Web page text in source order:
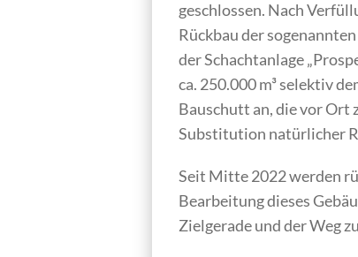
geschlossen. Nach
Rückbau der
der Schachtanlage
ca. 250.000 m³ selektiv
Bauschutt an, die vor
Substitution natürlicher
Seit Mitte 2022 werden
Bearbeitung dieses
Zielgerade und der Weg